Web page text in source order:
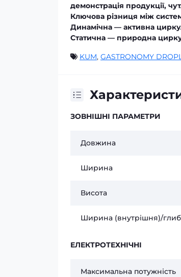
демонстрація продукції,
Ключова різниця між
Динамічна — активна
Статична — природна
KUM, GASTRONOMY
ЗОВНІШНІ ПАРАМЕТРИ
Довжина
Ширина
Висота
Ширина (внутрішня)/
ЕЛЕКТРОТЕХНІЧНІ
Максимальна потужність